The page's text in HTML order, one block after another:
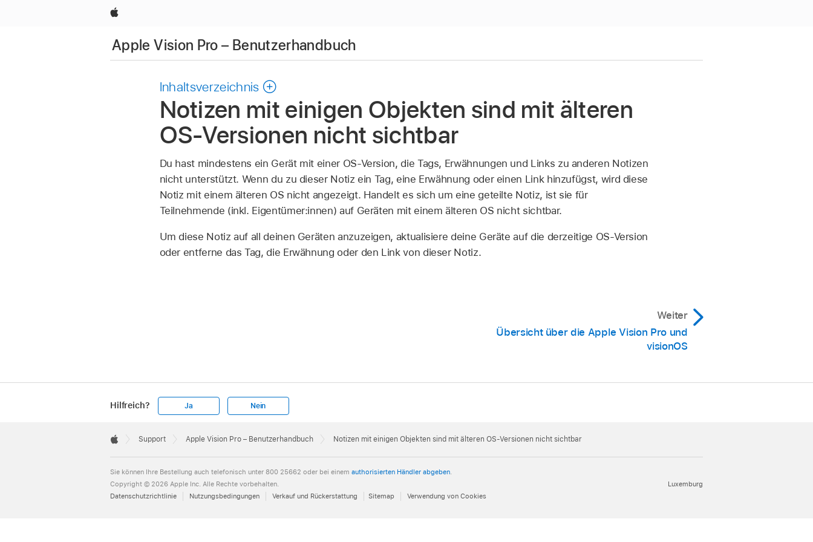
Apple
Apple Vision Pro – Benutzerhandbuch
Inhaltsverzeichnis
Notizen mit einigen Objekten sind mit älteren
OS-Versionen nicht sichtbar
Du hast mindestens ein Gerät mit einer OS-Version, die Tags, Erwähnungen und Links zu anderen Notizen
nicht unterstützt. Wenn du zu dieser Notiz ein Tag, eine Erwähnung oder einen Link hinzufügst, wird diese
Notiz mit einem älteren OS nicht angezeigt. Handelt es sich um eine geteilte Notiz, ist sie für
Teilnehmende (inkl. Eigentümer:innen) auf Geräten mit einem älteren OS nicht sichtbar.
Um diese Notiz auf all deinen Geräten anzuzeigen, aktualisiere deine Geräte auf die derzeitige OS-Version
oder entferne das Tag, die Erwähnung oder den Link von dieser Notiz.
Weiter
Übersicht über die Apple Vision Pro und
visionOS
Hilfreich? Ja Nein
Footer

Support Apple Vision Pro – Benutzerhandbuch Notizen mit einigen Objekten sind mit älteren OS-Versionen nicht sichtbar
Sie können Ihre Bestellung auch telefonisch unter 800 25662 oder bei einem authorisierten Händler abgeben.
Luxemburg
Copyright © 2026 Apple Inc. Alle Rechte vorbehalten.
Datenschutzrichtlinie
Nutzungsbedingungen Verkauf und Rückerstattung Sitemap Verwendung von Cookies